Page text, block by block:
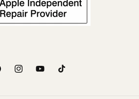
InstagramYouTubeTikTok